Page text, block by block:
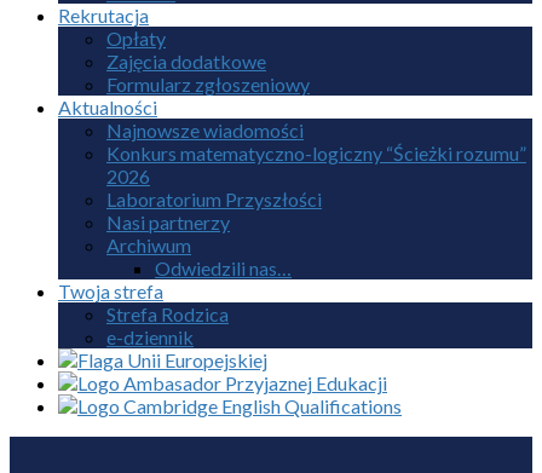
Rekrutacja
Opłaty
Zajęcia dodatkowe
Formularz zgłoszeniowy
Aktualności
Najnowsze wiadomości
Konkurs matematyczno-logiczny “Ścieżki rozumu”
2026
Laboratorium Przyszłości
Nasi partnerzy
Archiwum
Odwiedzili nas…
Twoja strefa
Strefa Rodzica
e-dziennik